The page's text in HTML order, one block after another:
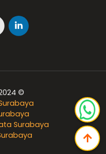
©
Surabaya
arrow_upward